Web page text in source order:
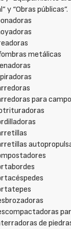
y “Obras públicas”.
metálicas
para
de